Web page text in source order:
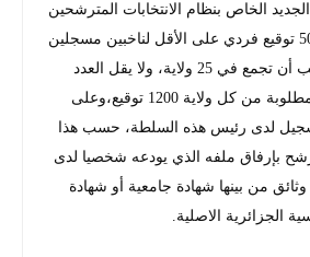
الخاص بنظام الانتخابات المترشحين
للرئاسيات بتقديم 50.000 توقيع فردي على الأقل لناخبين مسجلين
في قائمة انتخابية، ويجب أن تجمع في 25 ولاية، ولا يقل العدد
الادنى من التوقيعات المطلوبة من كل ولاية 1200 توقيع،وعلى
لدى رئيس هذه السلطة، حسب هذا
بإرفاق ملفه الذي يودعه شخصيا لدى
من بينها شهادة جامعية أو شهادة
الجزائرية الاصلية.